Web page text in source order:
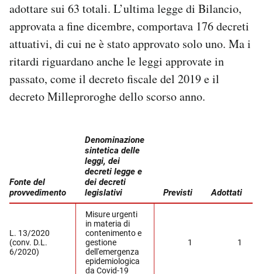
adottare sui 63 totali. L’ultima legge di Bilancio,
approvata a fine dicembre, comportava 176 decreti
attuativi, di cui ne è stato approvato solo uno. Ma i
ritardi riguardano anche le leggi approvate in
passato, come il decreto fiscale del 2019 e il
decreto Milleproroghe dello scorso anno.